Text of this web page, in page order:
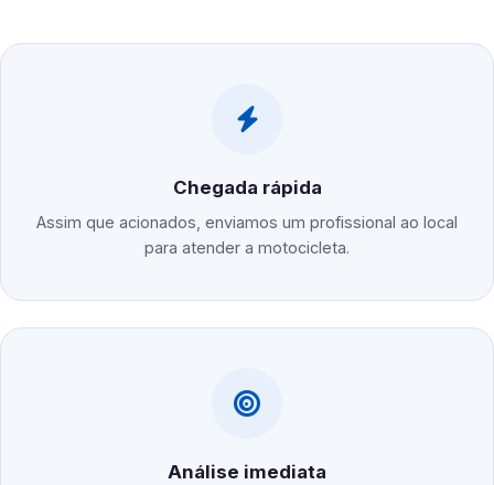
Chegada rápida
Assim que acionados, enviamos um profissional ao local
para atender a motocicleta.
Análise imediata